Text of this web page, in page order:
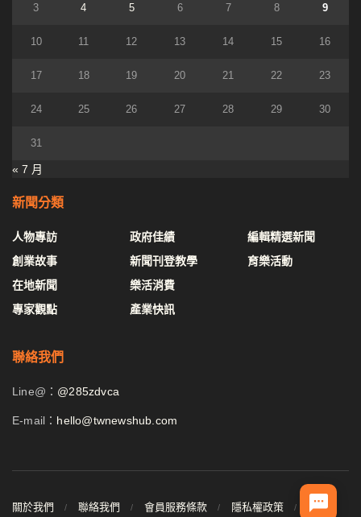
3 4 5 6 7 8 9
10 11 12 13 14 15 16
17 18 19 20 21 22 23
24 25 26 27 28 29 30
31
« 7 月
新聞分類
人物專訪
創業故事
在地新聞
專家觀點
政府佳績
新聞刊登教學
樂活消費
產業快訊
編輯精選新聞
育樂活動
聯絡我們
Line@： @285zdvca
E-mail： hello@twnewshub.com
關於我們 聯絡我們 會員服務條款 隱私權政策